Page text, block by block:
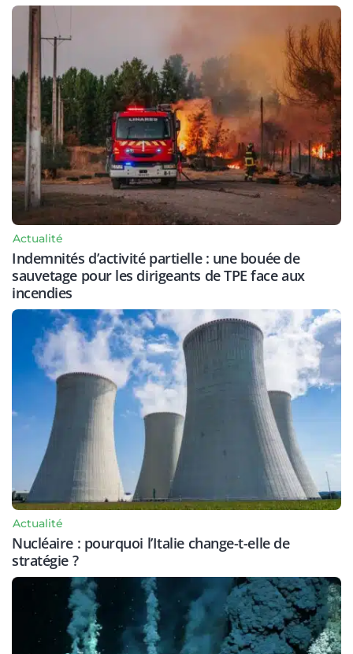
Actualité
Indemnités d’activité partielle : une bouée de
sauvetage pour les dirigeants de TPE face aux
incendies
Actualité
Nucléaire : pourquoi l’Italie change-t-elle de
stratégie ?